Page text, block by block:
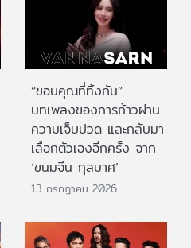
“ขอบคุณที่ทิ้งกัน”
บทเพลงของการก้าวผ่าน
ความเจ็บปวด และกลับมา
เลือกตัวเองอีกครั้ง จาก
‘ขนมจีน กุลมาศ’
13 กรกฎาคม 2026